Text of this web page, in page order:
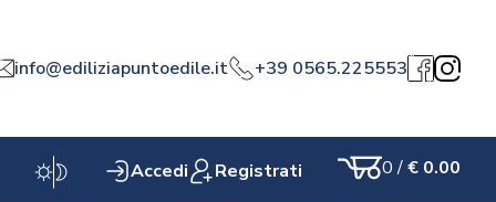
info@ediliziapuntoedile.it +39 0565.225553Facebook
Accedi Registrati Carrello
0/€ 0.00